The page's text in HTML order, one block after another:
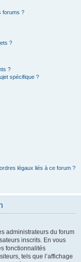
forums ?
?
?
spécifique ?
légaux liés à ce forum ?
administrateurs du forum
inscrits. En vous
fonctionnalités
tels que l’affichage